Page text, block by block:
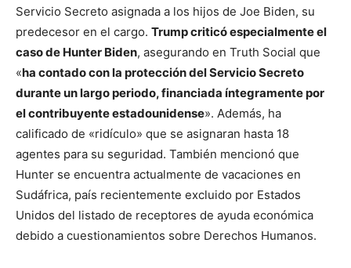
Servicio Secreto asignada a los hijos de Joe Biden, su
predecesor en el cargo. Trump criticó especialmente el
caso de Hunter Biden, asegurando en Truth Social que
«ha contado con la protección del Servicio Secreto
durante un largo periodo, financiada íntegramente por
el contribuyente estadounidense». Además, ha
calificado de «ridículo» que se asignaran hasta 18
agentes para su seguridad. También mencionó que
Hunter se encuentra actualmente de vacaciones en
Sudáfrica, país recientemente excluido por Estados
Unidos del listado de receptores de ayuda económica
debido a cuestionamientos sobre Derechos Humanos.